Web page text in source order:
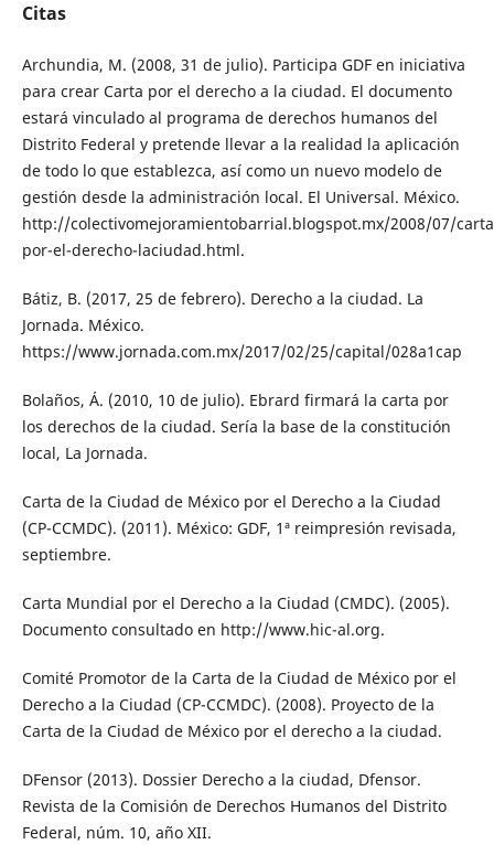
Citas
Archundia, M. (2008, 31 de julio). Participa GDF en iniciativa
para crear Carta por el derecho a la ciudad. El documento
estará vinculado al programa de derechos humanos del
Distrito Federal y pretende llevar a la realidad la aplicación
de todo lo que establezca, así como un nuevo modelo de
gestión desde la administración local. El Universal. México.
http://colectivomejoramientobarrial.blogspot.mx/2008/07/
por-el-derecho-laciudad.html.
Bátiz, B. (2017, 25 de febrero). Derecho a la ciudad. La
Jornada. México.
https://www.jornada.com.mx/2017/02/25/capital/028a1cap
Bolaños, Á. (2010, 10 de julio). Ebrard firmará la carta por
los derechos de la ciudad. Sería la base de la constitución
local, La Jornada.
Carta de la Ciudad de México por el Derecho a la Ciudad
(CP-CCMDC). (2011). México: GDF, 1ª reimpresión revisada,
septiembre.
Carta Mundial por el Derecho a la Ciudad (CMDC). (2005).
Documento consultado en http://www.hic-al.org.
Comité Promotor de la Carta de la Ciudad de México por el
Derecho a la Ciudad (CP-CCMDC). (2008). Proyecto de la
Carta de la Ciudad de México por el derecho a la ciudad.
DFensor (2013). Dossier Derecho a la ciudad, Dfensor.
Revista de la Comisión de Derechos Humanos del Distrito
Federal, núm. 10, año XII.